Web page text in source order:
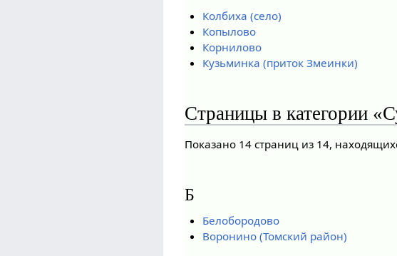
Колбиха (село)
Копылово
Корнилово
Кузьминка (приток Змеинки)
Страницы в категории
Показано 14 страниц из 14,
Б
Белобородово
Воронино (Томский район)